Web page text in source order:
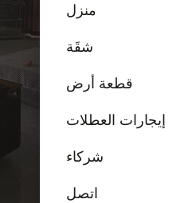
منزل
شقَة
قطعة أرض
إيجارات العطلات
شركاء
اتصل